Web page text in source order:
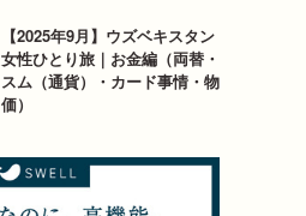
【2025年9月】ウズベキスタン
女性ひとり旅｜お金編（両替・
スム（通貨）・カード事情・物
価）